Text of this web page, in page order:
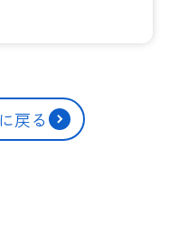
戻る